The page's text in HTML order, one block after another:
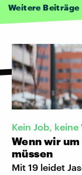
Weitere Beiträge
Kein Job, keine
Wenn wir
müssen
Mit 19 leidet